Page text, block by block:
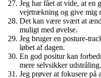
Jeg har fået at vide, at en
vejrtrækning og give mig
Det kan være svært at
muligt med øvelse.
Jeg bruger en posture-
løbet af dagen.
En god positur kan
mere selvsikker udstråling.
Jeg prøver at fokusere på